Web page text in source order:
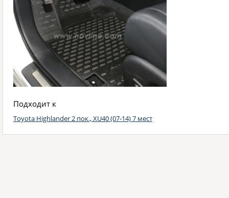
Подходит к
Toyota Highlander 2 пок., XU40 (07-14) 7 мест